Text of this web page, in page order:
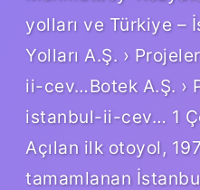
yolları ve Türkiye –
Yolları A.Ş. ›
ii-cev…Botek A.Ş. ›
istanbul-ii-cev… 1
Açılan ilk otoyol,
tamamlanan